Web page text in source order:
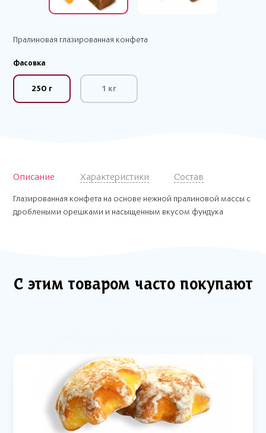
Пралиновая глазированная конфета
Фасовка
250 г 1 кг
Описание Характеристики Состав
Глазированная конфета на основе нежной пралиновой массы с
дроблеными орешками и насыщенным вкусом фундука
С этим товаром часто покупают